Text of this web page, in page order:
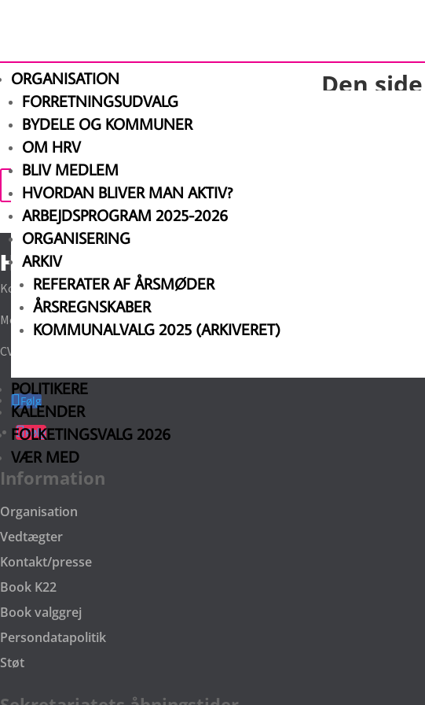
ORGANISATION
FORRETNINGSUDVALG
BYDELE OG KOMMUNER
OM HRV
BLIV MEDLEM
HVORDAN BLIVER MAN AKTIV?
ARBEJDSPROGRAM 2025-2026
ORGANISERING
ARKIV
REFERATER AF ÅRSMØDER
ÅRSREGNSKABER
KOMMUNALVALG 2025 (ARKIVERET)
POLITIKERE
KALENDER
FOLKETINGSVALG 2026
VÆR MED
Den
Tryk her for at vende tilbage til forsiden
Hovedstadens Radikale Venstre
Kompagnistræde 22, 1208 København K.
MobilePay: 20650
CVR: 13946442
Følg
Følg
Information
Organisation
Vedtægter
Kontakt/presse
Book K22
Book valggrej
Persondatapolitik
Støt